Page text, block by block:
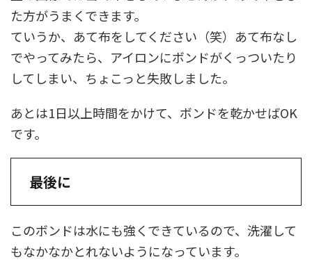
た方がうまくできます。
ていうか、あて布をしてください（笑）あて布なし
でやってみたら、アイロンにボンドがくっついたり
してしまい、ちょこっと失敗しました。
あとは1日以上時間をかけて、ボンドを乾かせばOK
です。
最後に
このボンドは水にも強くできているので、洗濯して
もなかなかとれないようになっています。